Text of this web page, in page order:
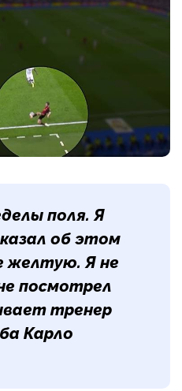
поля. Я
об этом
желтую. Я не
посмотрел
тренер
Карло